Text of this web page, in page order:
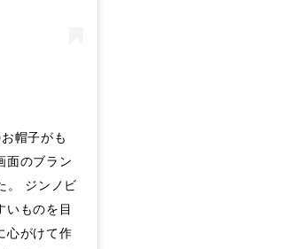
帽子がも
面のブラン
。 ジンノビ
いものを目
心がけて作